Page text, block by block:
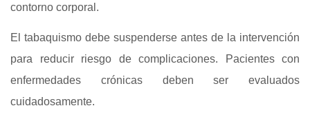
contorno corporal.
El tabaquismo debe suspenderse antes de la intervención
para reducir riesgo de complicaciones. Pacientes con
enfermedades crónicas deben ser evaluados
cuidadosamente.